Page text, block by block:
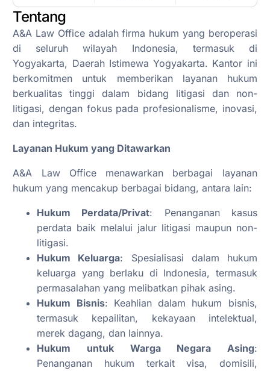
Tentang
A&A Law Office adalah firma hukum yang beroperasi
di seluruh wilayah Indonesia, termasuk di
Yogyakarta, Daerah Istimewa Yogyakarta. Kantor ini
berkomitmen untuk memberikan layanan hukum
berkualitas tinggi dalam bidang litigasi dan non-
litigasi, dengan fokus pada profesionalisme, inovasi,
dan integritas.
Layanan Hukum yang Ditawarkan
A&A Law Office menawarkan berbagai layanan
hukum yang mencakup berbagai bidang, antara lain:
Hukum Perdata/Privat: Penanganan kasus
perdata baik melalui jalur litigasi maupun non-
litigasi.
Hukum Keluarga: Spesialisasi dalam hukum
keluarga yang berlaku di Indonesia, termasuk
permasalahan yang melibatkan pihak asing.
Hukum Bisnis: Keahlian dalam hukum bisnis,
termasuk kepailitan, kekayaan intelektual,
merek dagang, dan lainnya.
Hukum untuk Warga Negara Asing:
Penanganan hukum terkait visa, domisili,